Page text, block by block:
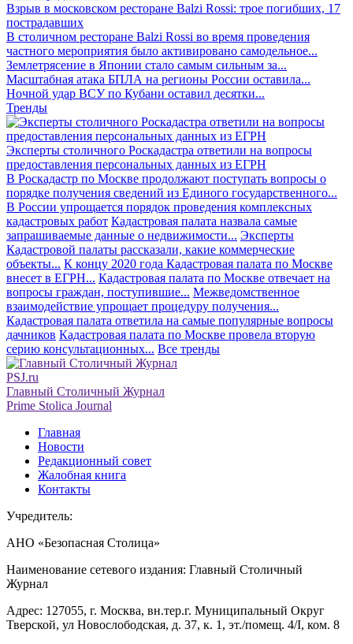
Взрыв в московском ресторане Balzi Rossi: трое погибших, 17
пострадавших
В столичном ресторане Balzi Rossi во время проведения
частного мероприятия было активировано самодельное...
Землетрясение в Японии стало самым сильным за...
Масштабная атака БПЛА на регионы России оставила...
Ночной удар ВСУ по Кубани оставил десятки...
Тренды
Эксперты столичного Роскадастра ответили на вопросы
предоставления персональных данных из ЕГРН
В Роскадастр по Москве продолжают поступать вопросы о
порядке получения сведений из Единого государственного...
В России упрощается порядок проведения комплексных
кадастровых работ Кадастровая палата назвала самые
запрашиваемые данные о недвижимости... Эксперты
Кадастровой палаты рассказали, какие коммерческие
объекты... К концу 2020 года Кадастровая палата по Москве
внесет в ЕГРН... Кадастровая палата по Москве отвечает на
вопросы граждан, поступившие... Межведомственное
взаимодействие упрощает процедуру получения...
Кадастровая палата ответила на самые популярные вопросы
дачников Кадастровая палата по Москве провела вторую
серию консультационных... Все тренды
PSJ.ru
Главный Столичный Журнал
Prime Stolica Journal
Главная
Новости
Редакционный совет
Жалобная книга
Контакты
Учредитель:
АНО «Безопасная Столица»
Наименование сетевого издания: Главный Столичный
Журнал
Адрес: 127055, г. Москва, вн.тер.г. Муниципальный Округ
Тверской, ул Новослободская, д. 37, к. 1, эт./помещ. 4/I, ком. 8